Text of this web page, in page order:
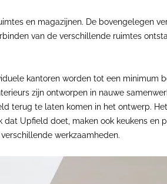
en magazijnen. De bovengelegen
van de verschillende ruimtes
kantoren worden tot een minimum
zijn ontworpen in nauwe
terug te laten komen in het ontwerp.
Upfield doet, maken ook keukens en
werkzaamheden.